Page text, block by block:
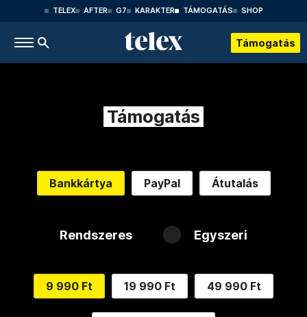
TELEX AFTER G7 KARAKTER TÁMOGATÁS SHOP
Támogatás
Támogatás
Bankkártya PayPal Átutalás
Rendszeres Egyszeri
9 990 Ft 19 990 Ft 49 990 Ft